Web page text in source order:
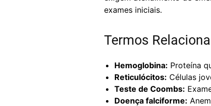
exames iniciais.
Termos
Hemoglobina: Proteína
Reticulócitos: Células
Teste de Coombs:
Doença falciforme: